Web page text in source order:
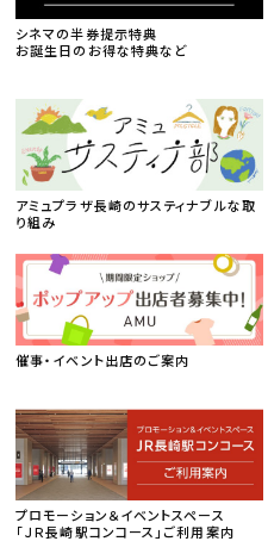
シネマの半券提示特典
お誕生日のお得な特典など
アミュプラザ長崎のサスティナブルな取
り組み
催事・イベント出店のご案内
プロモーション＆イベントスペース
「ＪＲ長崎駅コンコース」ご利用案内